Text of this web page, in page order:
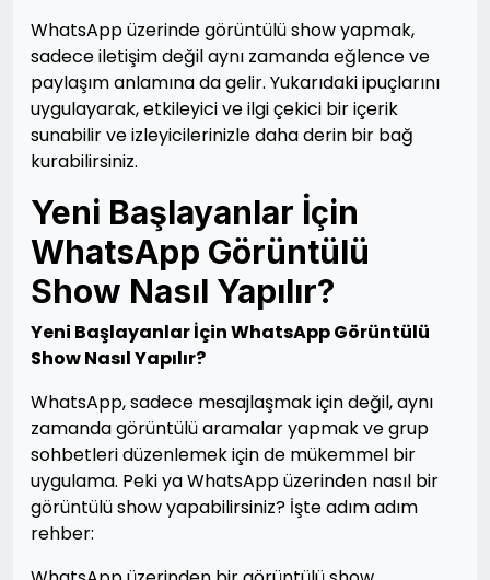
WhatsApp üzerinde görüntülü show yapmak,
sadece iletişim değil aynı zamanda eğlence ve
paylaşım anlamına da gelir. Yukarıdaki ipuçlarını
uygulayarak, etkileyici ve ilgi çekici bir içerik
sunabilir ve izleyicilerinizle daha derin bir bağ
kurabilirsiniz.
Yeni Başlayanlar İçin
WhatsApp Görüntülü
Show Nasıl Yapılır?
Yeni Başlayanlar İçin WhatsApp Görüntülü
Show Nasıl Yapılır?
WhatsApp, sadece mesajlaşmak için değil, aynı
zamanda görüntülü aramalar yapmak ve grup
sohbetleri düzenlemek için de mükemmel bir
uygulama. Peki ya WhatsApp üzerinden nasıl bir
görüntülü show yapabilirsiniz? İşte adım adım
rehber: